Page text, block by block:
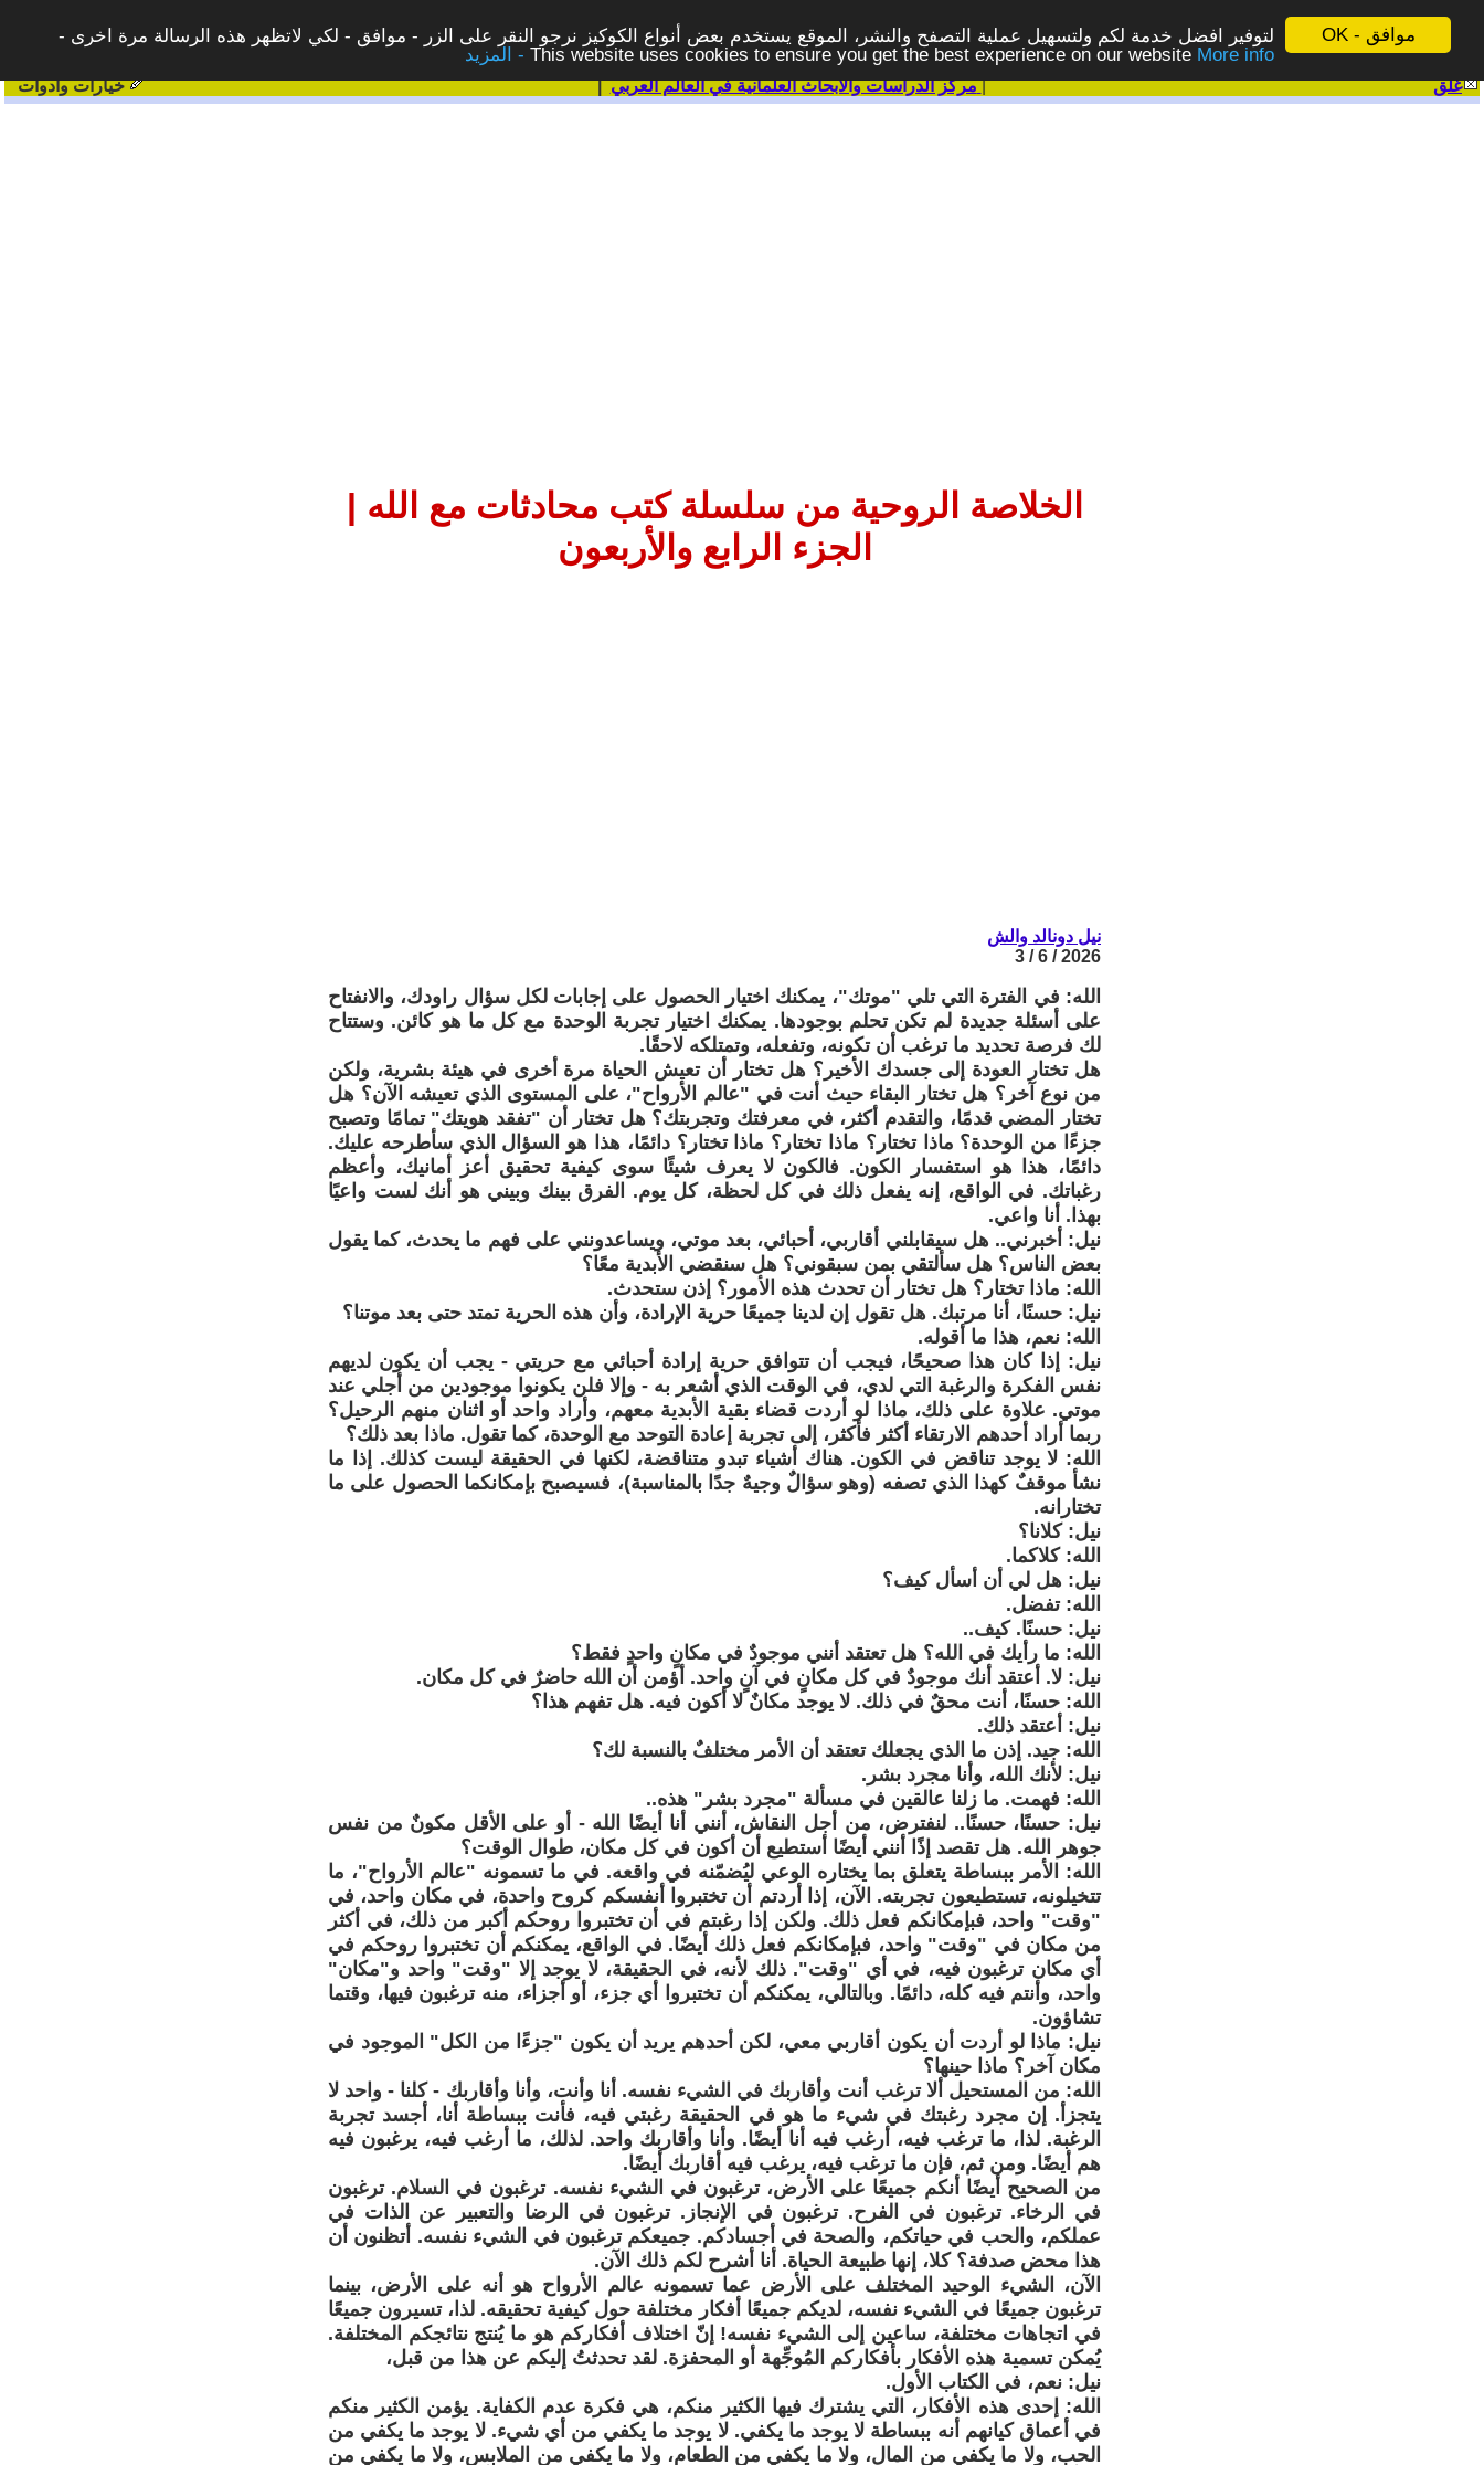
موافق - OK
لتوفير افضل خدمة لكم ولتسهيل عملية التصفح والنشر، الموقع يستخدم بعض أنواع الكوكيز نرجو النقر على الزر - موافق - لكي لاتظهر هذه الرسالة مرة اخرى -
This website uses cookies to ensure you get the best experience on our website More info - المزيد
غلق |مركز الدراسات والابحاث العلمانية في العالم العربي | خيارات وادوات
الخلاصة الروحية من سلسلة كتب محادثات مع الله |
الجزء الرابع والأربعون
نيل دونالد والش
2026 / 6 / 3
الله: في الفترة التي تلي "موتك"، يمكنك اختيار الحصول على إجابات لكل سؤال راودك، والانفتاح
على أسئلة جديدة لم تكن تحلم بوجودها. يمكنك اختيار تجربة الوحدة مع كل ما هو كائن. وستتاح
لك فرصة تحديد ما ترغب أن تكونه، وتفعله، وتمتلكه لاحقًا.
هل تختار العودة إلى جسدك الأخير؟ هل تختار أن تعيش الحياة مرة أخرى في هيئة بشرية، ولكن
من نوع آخر؟ هل تختار البقاء حيث أنت في "عالم الأرواح"، على المستوى الذي تعيشه الآن؟ هل
تختار المضي قدمًا، والتقدم أكثر، في معرفتك وتجربتك؟ هل تختار أن "تفقد هويتك" تمامًا وتصبح
جزءًا من الوحدة؟ ماذا تختار؟ ماذا تختار؟ ماذا تختار؟ دائمًا، هذا هو السؤال الذي سأطرحه عليك.
دائمًا، هذا هو استفسار الكون. فالكون لا يعرف شيئًا سوى كيفية تحقيق أعز أمانيك، وأعظم
رغباتك. في الواقع، إنه يفعل ذلك في كل لحظة، كل يوم. الفرق بينك وبيني هو أنك لست واعيًا
بهذا. أنا واعي.
نيل: أخبرني.. هل سيقابلني أقاربي، أحبائي، بعد موتي، ويساعدونني على فهم ما يحدث، كما يقول
بعض الناس؟ هل سألتقي بمن سبقوني؟ هل سنقضي الأبدية معًا؟
الله: ماذا تختار؟ هل تختار أن تحدث هذه الأمور؟ إذن ستحدث.
نيل: حسنًا، أنا مرتبك. هل تقول إن لدينا جميعًا حرية الإرادة، وأن هذه الحرية تمتد حتى بعد موتنا؟
الله: نعم، هذا ما أقوله.
نيل: إذا كان هذا صحيحًا، فيجب أن تتوافق حرية إرادة أحبائي مع حريتي - يجب أن يكون لديهم
نفس الفكرة والرغبة التي لدي، في الوقت الذي أشعر به - وإلا فلن يكونوا موجودين من أجلي عند
موتي. علاوة على ذلك، ماذا لو أردت قضاء بقية الأبدية معهم، وأراد واحد أو اثنان منهم الرحيل؟
ربما أراد أحدهم الارتقاء أكثر فأكثر، إلى تجربة إعادة التوحد مع الوحدة، كما تقول. ماذا بعد ذلك؟
الله: لا يوجد تناقض في الكون. هناك أشياء تبدو متناقضة، لكنها في الحقيقة ليست كذلك. إذا ما
نشأ موقفٌ كهذا الذي تصفه (وهو سؤالٌ وجيهٌ جدًا بالمناسبة)، فسيصبح بإمكانكما الحصول على ما
تختارانه.
نيل: كلانا؟
الله: كلاكما.
نيل: هل لي أن أسأل كيف؟
الله: تفضل.
نيل: حسنًا. كيف..
الله: ما رأيك في الله؟ هل تعتقد أنني موجودٌ في مكانٍ واحدٍ فقط؟
نيل: لا. أعتقد أنك موجودٌ في كل مكانٍ في آنٍ واحد. أؤمن أن الله حاضرٌ في كل مكان.
الله: حسنًا، أنت محقٌ في ذلك. لا يوجد مكانٌ لا أكون فيه. هل تفهم هذا؟
نيل: أعتقد ذلك.
الله: جيد. إذن ما الذي يجعلك تعتقد أن الأمر مختلفٌ بالنسبة لك؟
نيل: لأنك الله، وأنا مجرد بشر.
الله: فهمت. ما زلنا عالقين في مسألة "مجرد بشر" هذه..
نيل: حسنًا، حسنًا.. لنفترض، من أجل النقاش، أنني أنا أيضًا الله - أو على الأقل مكونٌ من نفس
جوهر الله. هل تقصد إذًا أنني أيضًا أستطيع أن أكون في كل مكان، طوال الوقت؟
الله: الأمر ببساطة يتعلق بما يختاره الوعي ليُضمّنه في واقعه. في ما تسمونه "عالم الأرواح"، ما
تتخيلونه، تستطيعون تجربته. الآن، إذا أردتم أن تختبروا أنفسكم كروح واحدة، في مكان واحد، في
"وقت" واحد، فبإمكانكم فعل ذلك. ولكن إذا رغبتم في أن تختبروا روحكم أكبر من ذلك، في أكثر
من مكان في "وقت" واحد، فبإمكانكم فعل ذلك أيضًا. في الواقع، يمكنكم أن تختبروا روحكم في
أي مكان ترغبون فيه، في أي "وقت". ذلك لأنه، في الحقيقة، لا يوجد إلا "وقت" واحد و"مكان"
واحد، وأنتم فيه كله، دائمًا. وبالتالي، يمكنكم أن تختبروا أي جزء، أو أجزاء، منه ترغبون فيها، وقتما
تشاؤون.
نيل: ماذا لو أردت أن يكون أقاربي معي، لكن أحدهم يريد أن يكون "جزءًا من الكل" الموجود في
مكان آخر؟ ماذا حينها؟
الله: من المستحيل ألا ترغب أنت وأقاربك في الشيء نفسه. أنا وأنت، وأنا وأقاربك - كلنا - واحد لا
يتجزأ. إن مجرد رغبتك في شيء ما هو في الحقيقة رغبتي فيه، فأنت ببساطة أنا، أجسد تجربة
الرغبة. لذا، ما ترغب فيه، أرغب فيه أنا أيضًا. وأنا وأقاربك واحد. لذلك، ما أرغب فيه، يرغبون فيه
هم أيضًا. ومن ثم، فإن ما ترغب فيه، يرغب فيه أقاربك أيضًا.
من الصحيح أيضًا أنكم جميعًا على الأرض، ترغبون في الشيء نفسه. ترغبون في السلام. ترغبون
في الرخاء. ترغبون في الفرح. ترغبون في الإنجاز. ترغبون في الرضا والتعبير عن الذات في
عملكم، والحب في حياتكم، والصحة في أجسادكم. جميعكم ترغبون في الشيء نفسه. أتظنون أن
هذا محض صدفة؟ كلا، إنها طبيعة الحياة. أنا أشرح لكم ذلك الآن.
الآن، الشيء الوحيد المختلف على الأرض عما تسمونه عالم الأرواح هو أنه على الأرض، بينما
ترغبون جميعًا في الشيء نفسه، لديكم جميعًا أفكار مختلفة حول كيفية تحقيقه. لذا، تسيرون جميعًا
في اتجاهات مختلفة، ساعين إلى الشيء نفسه! إنّ اختلاف أفكاركم هو ما يُنتج نتائجكم المختلفة.
يُمكن تسمية هذه الأفكار بأفكاركم المُوجِّهة أو المحفزة. لقد تحدثتُ إليكم عن هذا من قبل،
نيل: نعم، في الكتاب الأول.
الله: إحدى هذه الأفكار، التي يشترك فيها الكثير منكم، هي فكرة عدم الكفاية. يؤمن الكثير منكم
في أعماق كيانهم أنه ببساطة لا يوجد ما يكفي. لا يوجد ما يكفي من أي شيء. لا يوجد ما يكفي من
الحب، ولا ما يكفي من المال، ولا ما يكفي من الطعام، ولا ما يكفي من الملابس، ولا ما يكفي من